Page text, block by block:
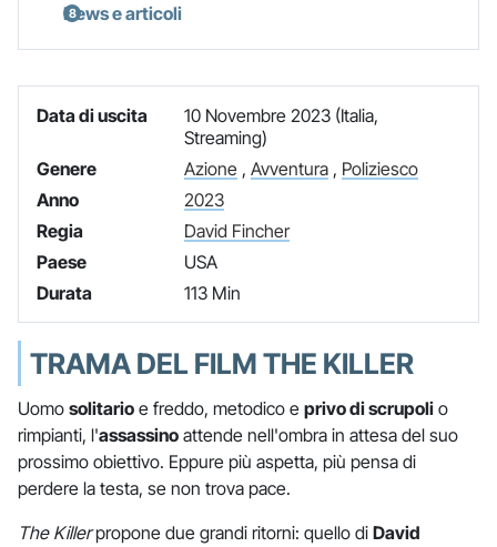
News e articoli
Data di uscita
10 Novembre 2023 (Italia,
Streaming)
Genere
Azione, Avventura, Poliziesco
Anno
2023
Regia
David Fincher
Paese
USA
Durata
113 Min
TRAMA DEL FILM THE KILLER
Uomo solitario e freddo, metodico e privo di scrupoli o
rimpianti, l'assassino attende nell'ombra in attesa del suo
prossimo obiettivo. Eppure più aspetta, più pensa di
perdere la testa, se non trova pace.
The Killerpropone due grandi ritorni: quello di David